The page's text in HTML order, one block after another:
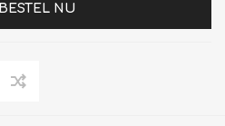
BESTEL NU